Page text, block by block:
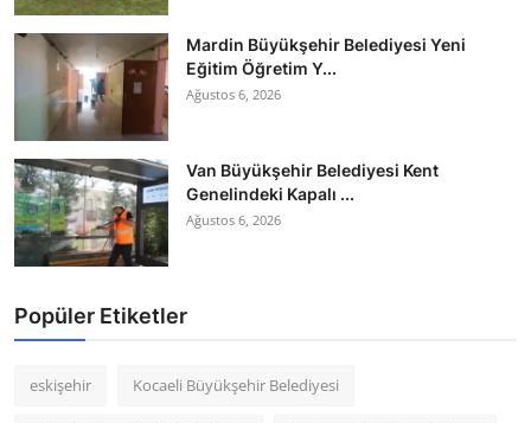
Mardin Büyükşehir Belediyesi Yeni
Eğitim Öğretim Y...
Ağustos 6, 2026
Van Büyükşehir Belediyesi Kent
Genelindeki Kapalı ...
Ağustos 6, 2026
Popüler Etiketler
eskişehir Kocaeli Büyükşehir Belediyesi